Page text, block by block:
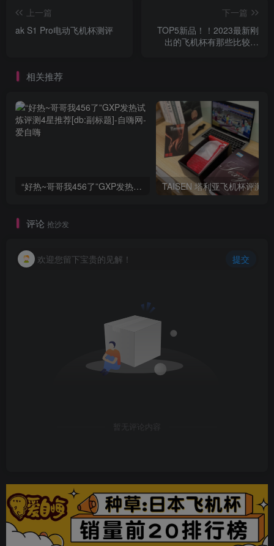
上一篇
ak S1 Pro电动飞机杯测评
下一篇
TOP5新品！！2023最新刚
出的飞机杯有那些比较给
相关推荐
“好热~哥哥我456了”GXP发热试炼评测4星推荐[db:副标题]
评论 抢沙发
欢迎您留下宝贵的见解！ 提交
暂无评论内容